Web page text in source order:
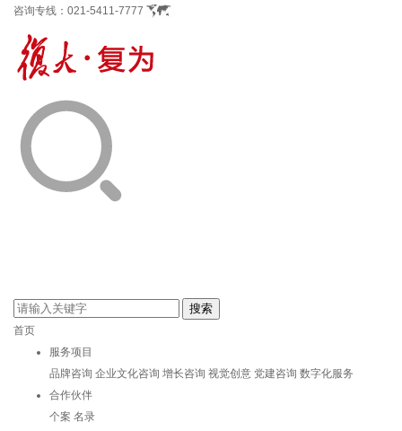
咨询专线： 021-5411-7777
首页
服务项目
品牌咨询 企业文化咨询 增长咨询 视觉创意 党建咨询 数字化服务
合作伙伴
个案 名录